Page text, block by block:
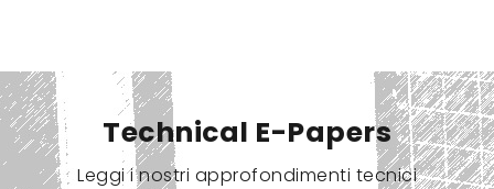
Technical E-Papers
Leggi i nostri approfondimenti tecnici